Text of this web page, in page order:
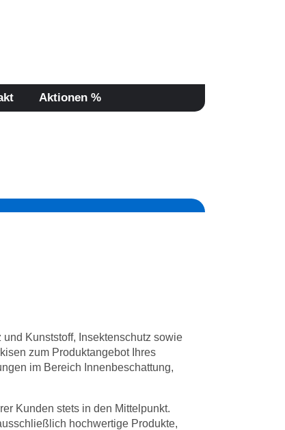
Aktionen %
Kunststoff, Insektenschutz sowie
zum Produktangebot Ihres
im Bereich Innenbeschattung,
Kunden stets in den Mittelpunkt.
hochwertige Produkte,